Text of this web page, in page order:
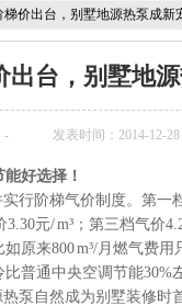
梯价出台，别墅地源热泵成新
出台，别墅地
- 发表时间：2014-12-28
能好选择！
行阶梯气价制度。第一
3.30元/ m³；第三档气价
原来800 m³/月燃气费
比普通中央空调节能30%
泵自然成为别墅装修时